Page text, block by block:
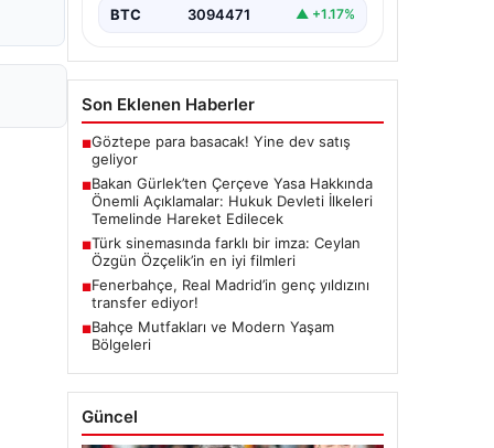
yürürlüğe girmesiyle…
BTC 3094471 ▲ +1.17%
Son Eklenen Haberler
■Göztepe para basacak! Yine dev satış
geliyor
■Bakan Gürlek’ten Çerçeve Yasa Hakkında
Önemli Açıklamalar: Hukuk Devleti İlkeleri
Temelinde Hareket Edilecek
■Türk sinemasında farklı bir imza: Ceylan
Özgün Özçelik’in en iyi filmleri
■Fenerbahçe, Real Madrid’in genç yıldızını
transfer ediyor!
■Bahçe Mutfakları ve Modern Yaşam
Bölgeleri
Güncel